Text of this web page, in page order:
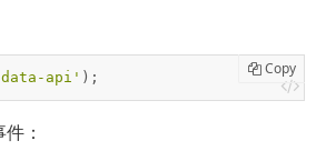
Copy
api' );
：